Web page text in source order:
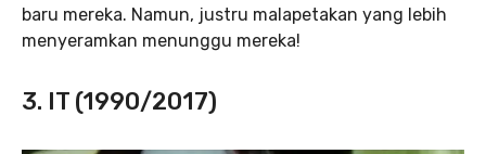
baru mereka. Namun, justru malapetakan yang lebih
menyeramkan menunggu mereka!
3. IT (1990/2017)